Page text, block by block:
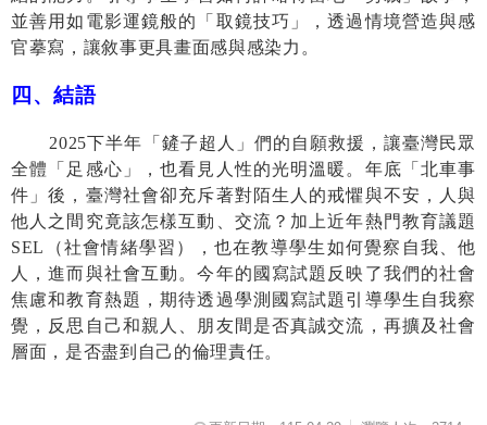
並善用如電影運鏡般的「取鏡技巧」，透過情境營造與感
官摹寫，讓敘事更具畫面感與感染力。
四、結語
2025下半年「鏟子超人」們的自願救援，讓臺灣民眾
全體「足感心」，也看見人性的光明溫暖。年底「北車事
件」後，臺灣社會卻充斥著對陌生人的戒懼與不安，人與
他人之間究竟該怎樣互動、交流？加上近年熱門教育議題
SEL
（社會情緒學習），也在教導學生如何覺察自我、他
人，進而與社會互動。今年的國寫試題反映了我們的社會
焦慮和教育熱題，期待透過學測國寫試題引導學生自我察
覺，反思自己和親人、朋友間是否真誠交流，再擴及社會
層面，是否盡到自己的倫理責任。